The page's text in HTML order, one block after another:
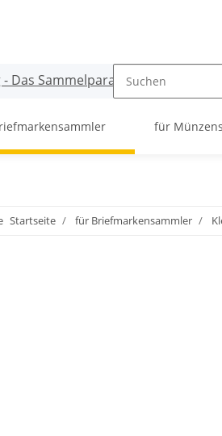
für
Startseite für Briefmarkensammler